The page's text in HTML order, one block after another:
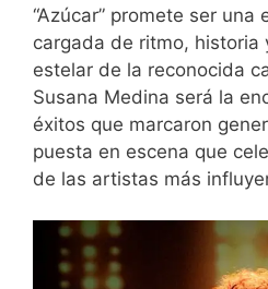
“Azúcar” promete ser una
cargada de ritmo, historia
estelar de la reconocida
Susana Medina será la
éxitos que marcaron
puesta en escena que
de las artistas más